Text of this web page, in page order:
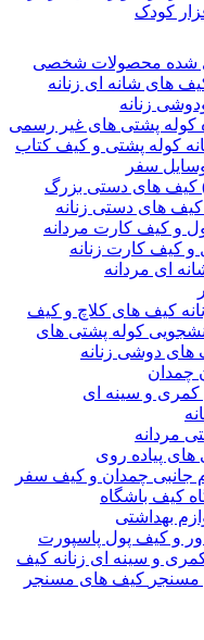
کودک
محصولات شخصی
های شانه ای زنانه
زنانه
کوله پشتی های غیر رسمی
کوله پشتی و کیف کتاب
سفر
کیف های دستی بزرگ
کیف های دستی زنانه
و کیف کارت مردانه
کیف کارت زنانه
ای مردانه
کیف های کلاچ و کیف
کوله پشتی های
های دوشی زنانه
چمدان
و سینه ای
مردانه
های پیاده روی
جانبی چمدان و کیف سفر
کیف باشگاه
بهداشتی
کیف
کیف های مسنجر